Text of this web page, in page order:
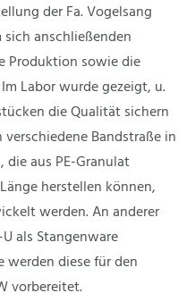
der Fa. Vogelsang
anschließenden
Produktion sowie die
Labor wurde gezeigt, u.
die Qualität sichern
Bandstraße in
aus PE-Granulat
herstellen können,
werden. An anderer
als Stangenware
werden diese für den
vorbereitet.